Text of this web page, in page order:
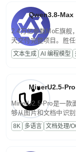
Qwen3.8-Max
2.4万亿参数MoE旗舰
天交付完整项目。胜
话端到端交付生产级
程，支持超长文档与
文本生成 AI 编程模型
MinerU2.5-Pro
MinerU2.5-Pro是一款
够从图片和文档中识
为便于存储、检索和
8K 多语言 文档处理/